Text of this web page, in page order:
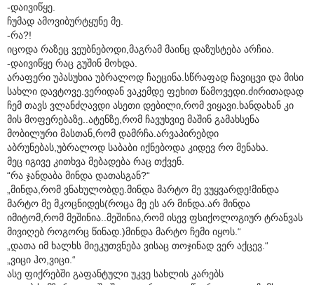
-დაივიწყე.
ჩუმად ამოვიბურტყუნე მე.
-რა?!
იცოდა რაზეც ვეუბნებოდი,მაგრამ მაინც დაზუსტება არჩია.
-დაივიწყე რაც გუშინ მოხდა.
არაფერი უპასუხია უბრალოდ ჩაეცინა.სწრაფად ჩავიცვი და მისი
სახლი დავტოვე.ვერიდან ვაკემდე ფეხით წამოვედი.ძირითადად
ჩემ თავს ვლანძღავდი ასეთი დებილი,რომ ვიყავი.ხანდახან კი
მის მოფერებაზე..ატენზე,რომ ჩავუხვიე მაშინ გამახსენა
მობილური მასთან,რომ დამრჩა.არვაპირებდი
აბრუნებას,უბრალოდ საბაბი იქნებოდა კიდევ რო მენახა.
მეც იგივე კითხვა მებადება რაც თქვენ.
“რა ჯანდაბა მინდა დათასგან?“
„მინდა,რომ ვნახულობდე.მინდა მარტო მე ვუყვარდე!მინდა
მარტო მე მკოცნიდეს(როცა მე ეს არ მინდა.არ მინდა
იმიტომ,რომ მეშინია..მეშინია,რომ ისევ ფსიქოლოგიურ ტრანვას
მივიღებ როგორც წინად.)მინდა მარტო ჩემი იყოს.“
„დათა იმ ხალხს მიეკუთვნება ვისაც თოჯინად ვერ აქცევ.“
„ვიცი ჰო,ვიცი.“
ასე ფიქრებში გაფანტული უკვე სახლის კარებს